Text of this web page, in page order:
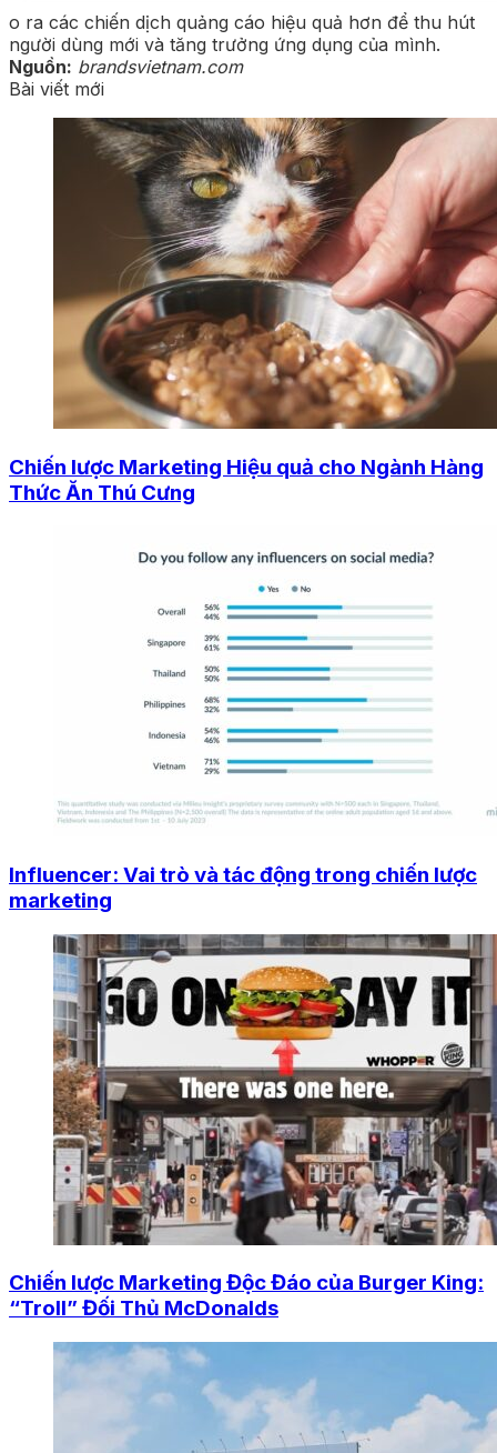
o ra các chiến dịch quảng cáo hiệu quả hơn để thu hút
người dùng mới và tăng trưởng ứng dụng của mình.
Nguồn: brandsvietnam.com
Bài viết mới
Chiến lược Marketing Hiệu quả cho Ngành Hàng
Thức Ăn Thú Cưng
Influencer: Vai trò và tác động trong chiến lược
marketing
Chiến lược Marketing Độc Đáo của Burger King:
“Troll” Đối Thủ McDonalds